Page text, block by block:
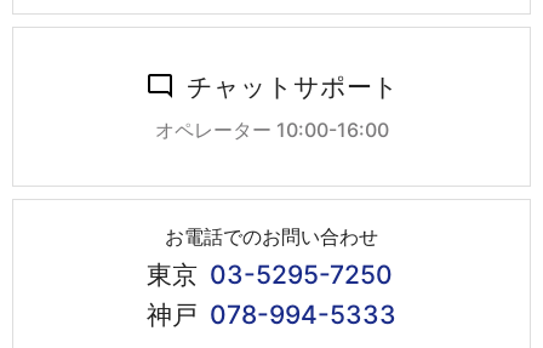
チャットサポート
オペレーター 10:00-16:00
お電話でのお問い合わせ
東京 03-5295-7250
神戸 078-994-5333